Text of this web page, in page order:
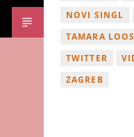
NOVI SINGL
TAMARA LOOS
TWITTER
ZAGREB